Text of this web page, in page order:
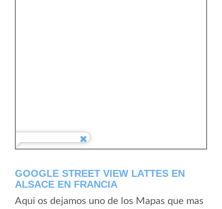
GOOGLE STREET VIEW LATTES EN
ALSACE EN FRANCIA
Aqui os dejamos uno de los Mapas que mas